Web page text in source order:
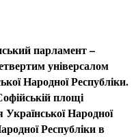
парламент –
універсалом
Народної Республіки.
площі
Народної
Республіки в